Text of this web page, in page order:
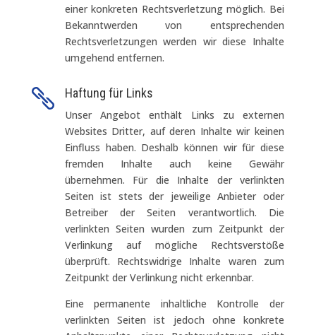
einer konkreten Rechtsverletzung möglich. Bei
Bekanntwerden von entsprechenden
Rechtsverletzungen werden wir diese Inhalte
umgehend entfernen.
 Haftung für Links
Unser Angebot enthält Links zu externen
Websites Dritter, auf deren Inhalte wir keinen
Einfluss haben. Deshalb können wir für diese
fremden Inhalte auch keine Gewähr
übernehmen. Für die Inhalte der verlinkten
Seiten ist stets der jeweilige Anbieter oder
Betreiber der Seiten verantwortlich. Die
verlinkten Seiten wurden zum Zeitpunkt der
Verlinkung auf mögliche Rechtsverstöße
überprüft. Rechtswidrige Inhalte waren zum
Zeitpunkt der Verlinkung nicht erkennbar.
Eine permanente inhaltliche Kontrolle der
verlinkten Seiten ist jedoch ohne konkrete